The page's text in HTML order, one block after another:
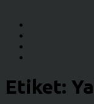
Etiket: